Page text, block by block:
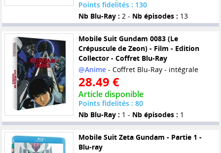
Points fidelités : 130
Nb Blu-Ray : 2 - Nb épisodes : 13
Mobile Suit Gundam 0083 (Le
Crépuscule de Zeon) - Film - Edition
Collector - Coffret Blu-Ray
@Anime- Coffret Blu-Ray - intégrale
28.49 €
Article disponible
Points fidelités : 80
Nb Blu-Ray : 1 - Nb épisodes : 1
Mobile Suit Zeta Gundam - Partie 1 -
Blu-ray